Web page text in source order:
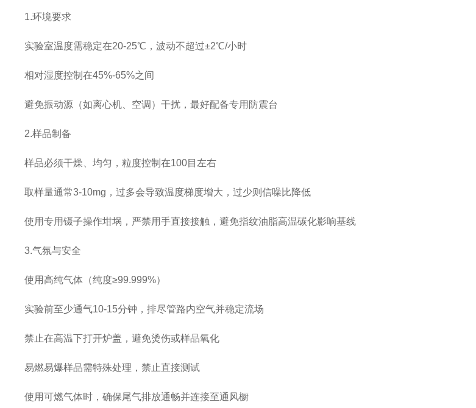
1.环境要求
实验室温度需稳定在20-25℃，波动不超过±2℃/小时
相对湿度控制在45%-65%之间
避免振动源（如离心机、空调）干扰，最好配备专用防震台
2.样品制备
样品必须干燥、均匀，粒度控制在100目左右
取样量通常3-10mg，过多会导致温度梯度增大，过少则信噪比降低
使用专用镊子操作坩埚，严禁用手直接接触，避免指纹油脂高温碳化影响基线
3.气氛与安全
使用高纯气体（纯度≥99.999%）
实验前至少通气10-15分钟，排尽管路内空气并稳定流场
禁止在高温下打开炉盖，避免烫伤或样品氧化
易燃易爆样品需特殊处理，禁止直接测试
使用可燃气体时，确保尾气排放通畅并连接至通风橱